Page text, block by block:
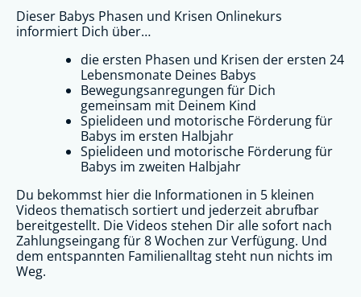
Dieser Babys Phasen und Krisen Onlinekurs
informiert Dich über…
die ersten Phasen und Krisen der ersten 24
Lebensmonate Deines Babys
Bewegungsanregungen für Dich
gemeinsam mit Deinem Kind
Spielideen und motorische Förderung für
Babys im ersten Halbjahr
Spielideen und motorische Förderung für
Babys im zweiten Halbjahr
Du bekommst hier die Informationen in 5 kleinen
Videos thematisch sortiert und jederzeit abrufbar
bereitgestellt. Die Videos stehen Dir alle sofort nach
Zahlungseingang für 8 Wochen zur Verfügung. Und
dem entspannten Familienalltag steht nun nichts im
Weg.